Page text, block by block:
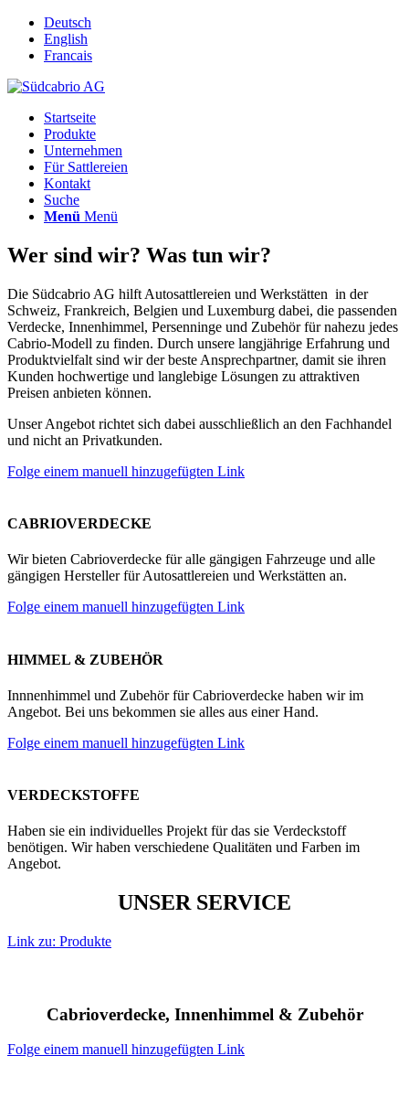
Deutsch
English
Francais
Startseite
Produkte
Unternehmen
Für Sattlereien
Kontakt
Suche
Menü Menü
Wer sind wir? Was tun wir?
Die Südcabrio AG hilft Autosattlereien und Werkstätten in der
Schweiz, Frankreich, Belgien und Luxemburg dabei, die passenden
Verdecke, Innenhimmel, Persenninge und Zubehör für nahezu jedes
Cabrio-Modell zu finden. Durch unsere langjährige Erfahrung und
Produktvielfalt sind wir der beste Ansprechpartner, damit sie ihren
Kunden hochwertige und langlebige Lösungen zu attraktiven
Preisen anbieten können.
Unser Angebot richtet sich dabei ausschließlich an den Fachhandel
und nicht an Privatkunden.
Folge einem manuell hinzugefügten Link
CABRIOVERDECKE
Wir bieten Cabrioverdecke für alle gängigen Fahrzeuge und alle
gängigen Hersteller für Autosattlereien und Werkstätten an.
Folge einem manuell hinzugefügten Link
HIMMEL & ZUBEHÖR
Innnenhimmel und Zubehör für Cabrioverdecke haben wir im
Angebot. Bei uns bekommen sie alles aus einer Hand.
Folge einem manuell hinzugefügten Link
VERDECKSTOFFE
Haben sie ein individuelles Projekt für das sie Verdeckstoff
benötigen. Wir haben verschiedene Qualitäten und Farben im
Angebot.
UNSER SERVICE
Link zu: Produkte
Cabrioverdecke, Innenhimmel & Zubehör
Folge einem manuell hinzugefügten Link